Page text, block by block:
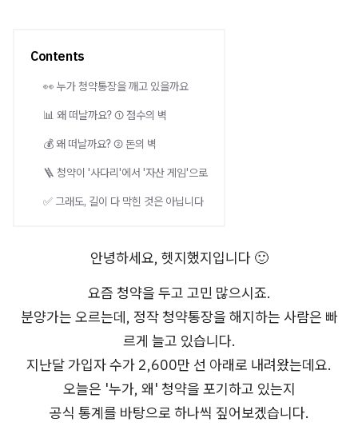
Contents
👀 누가 청약통장을 깨고 있을까요
📊 왜 떠날까요? ① 점수의 벽
💰 왜 떠날까요? ② 돈의 벽
🪜 청약이 '사다리'에서 '자산 게임'으로
✅ 그래도, 길이 다 막힌 것은 아닙니다
안녕하세요, 헷지했지입니다 🙂
요즘 청약을 두고 고민 많으시죠.
분양가는 오르는데, 정작 청약통장을 해지하는 사람은 빠
르게 늘고 있습니다.
지난달 가입자 수가 2,600만 선 아래로 내려왔는데요.
오늘은 '누가, 왜' 청약을 포기하고 있는지
공식 통계를 바탕으로 하나씩 짚어보겠습니다.​